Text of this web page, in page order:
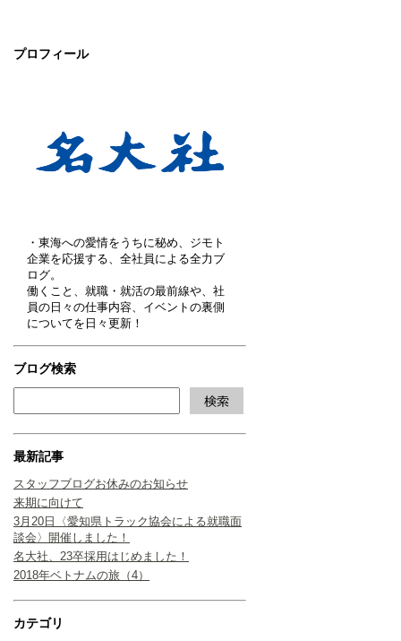
プロフィール
・東海への愛情をうちに秘め、ジモト
企業を応援する、全社員による全力ブ
ログ。
働くこと、就職・就活の最前線や、社
員の日々の仕事内容、イベントの裏側
についてを日々更新！
ブログ検索
最新記事
スタッフブログお休みのお知らせ
来期に向けて
3月20日〈愛知県トラック協会による就職面
談会〉開催しました！
名大社、23卒採用はじめました！
2018年ベトナムの旅（4）
カテゴリ